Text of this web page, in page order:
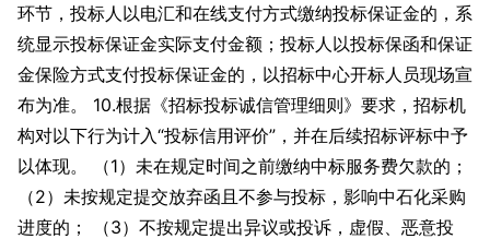
环节，投标人以电汇和在线支付方式缴纳投标保证金的，系
统显示投标保证金实际支付金额；投标人以投标保函和保证
金保险方式支付投标保证金的，以招标中心开标人员现场宣
布为准。 10.根据《招标投标诚信管理细则》要求，招标机
构对以下行为计入“投标信用评价”，并在后续招标评标中予
以体现。 （1）未在规定时间之前缴纳中标服务费欠款的；
（2）未按规定提交放弃函且不参与投标，影响中石化采购
进度的； （3）不按规定提出异议或投诉，虚假、恶意投